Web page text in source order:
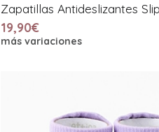
Zapatillas Antideslizantes
19,90€
más variaciones